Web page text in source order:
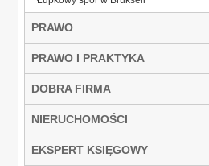
PRAWO
PRAWO I PRAKTYKA
DOBRA FIRMA
NIERUCHOMOŚCI
EKSPERT KSIĘGOWY